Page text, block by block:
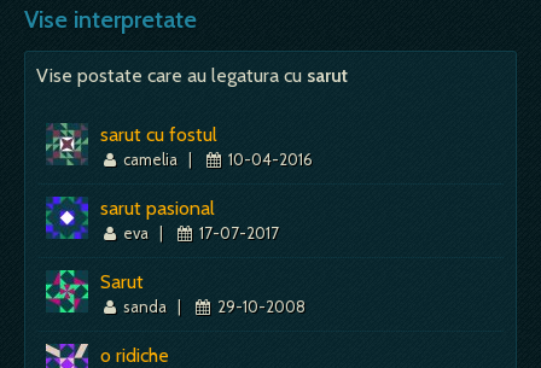
semn rau, de primejdie, pericol; - o intalnire cu
un om…
Mai mult despre acest simbol: Dictionar de vise ~ Principe
Vise interpretate
Vise postate care au legatura cu sarut
sarut cu fostul
camelia | 10-04-2016
sarut pasional
eva | 17-07-2017
Sarut
sanda | 29-10-2008
o ridiche